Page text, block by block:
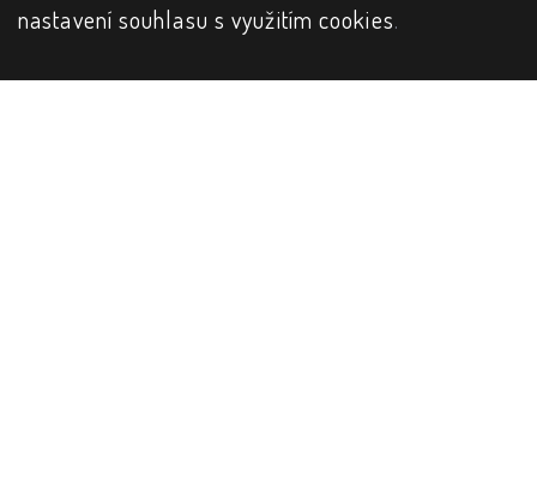
nastavení souhlasu s využitím cookies.